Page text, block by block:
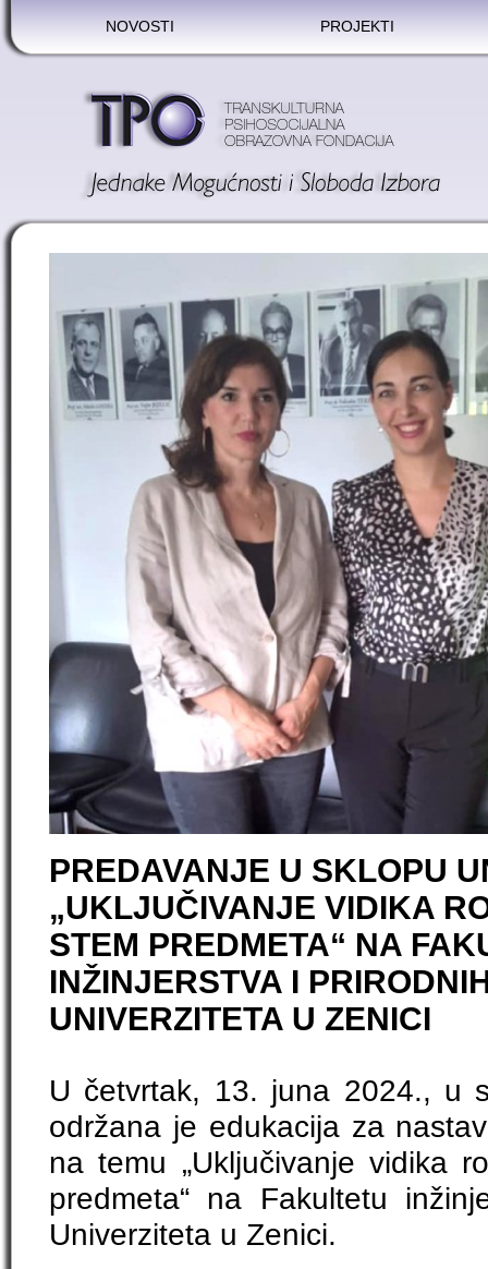
NOVOSTI PROJEKTI
PREDAVANJE U SKLOPU
„UKLJUČIVANJE VIDIKA
STEM PREDMETA“ NA
INŽINJERSTVA I
UNIVERZITETA U ZENICI
U četvrtak, 13. juna 2024., u
održana je edukacija za
na temu „Uključivanje vidika
predmeta“ na Fakultetu
Univerziteta u Zenici.